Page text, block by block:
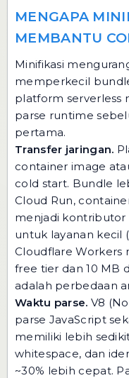
MENGAPA
MEMBANTU
Minifikasi
memperkecil
platform serverless
parse runtime
pertama.
Transfer jaringan.
container image
cold start. Bundle
Cloud Run,
menjadi
untuk layanan kecil
Cloudflare Workers
free tier dan 10 MB
adalah perbedaan
Waktu parse. V8
parse JavaScript
memiliki lebih
whitespace, dan
~30% lebih cepat.